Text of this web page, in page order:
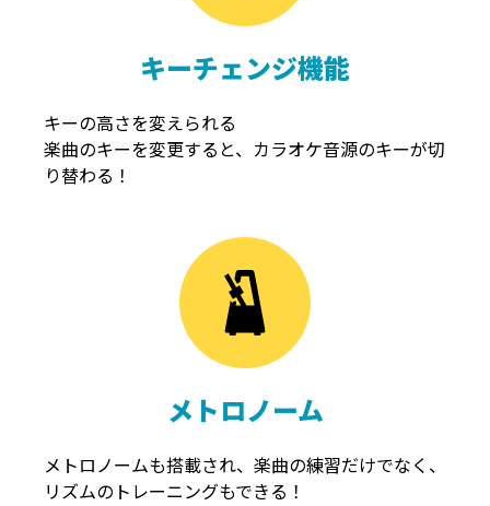
キーチェンジ機能
キーの高さを変えられる
楽曲のキーを変更すると、カラオケ音源のキーが切
り替わる！
メトロノーム
メトロノームも搭載され、楽曲の練習だけでなく、
リズムのトレーニングもできる！